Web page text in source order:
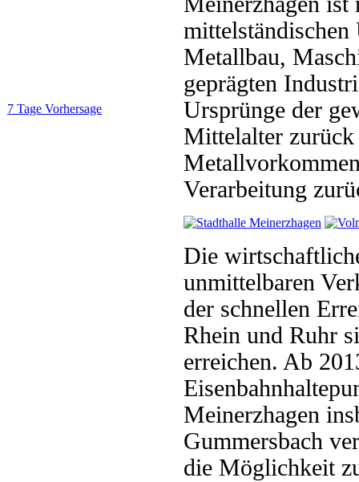
7 Tage Vorhersage
mittelständischen
Metallbau,
geprägten
Ursprünge der
Mittelalter zurück
Verarbeitung
Die
unmittelbaren
der schnellen
Rhein und Ruhr
erreichen. Ab
Meinerzhagen
Gummersbach
die Möglichkeit